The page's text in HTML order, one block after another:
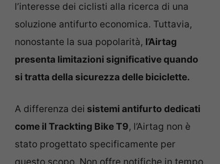
l’interesse dei ciclisti alla ricerca di una
soluzione antifurto economica. Tuttavia,
nonostante la sua popolarità, l’Airtag
presenta limitazioni significative quando
si tratta della sicurezza delle biciclette.
A differenza dei sistemi antifurto dedicati
come il Trackting Bike T9, l’Airtag non è
stato progettato specificamente per
questo scopo. Non offre notifiche in tempo